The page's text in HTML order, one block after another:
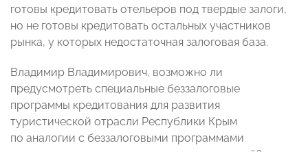
готовы кредитовать отельеров под твердые залоги,
но не готовы кредитовать остальных участников
рынка, у которых недостаточная залоговая база.
Владимир Владимирович, возможно ли
предусмотреть специальные беззалоговые
программы кредитования для развития
туристической отрасли Республики Крым
по аналогии с беззалоговыми программами